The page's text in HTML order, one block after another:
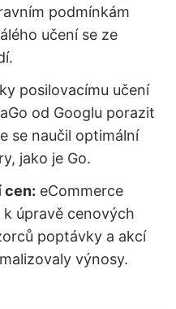
podmínkám
učení se ze
posilovacímu učení
od Googlu porazit
se naučil optimální
jako je Go.
cen: eCommerce
úpravě cenových
poptávky a akcí
výnosy.